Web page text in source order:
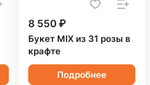
8 550 ₽
Букет MIX из 31 розы в
крафте
Подробнее